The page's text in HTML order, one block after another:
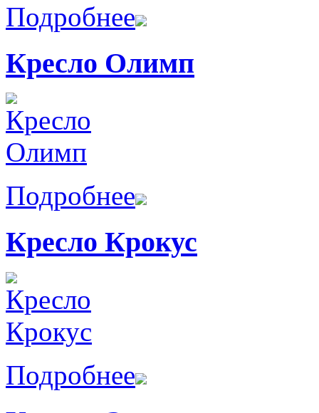
Подробнее
Кресло Олимп
Подробнее
Кресло Крокус
Подробнее